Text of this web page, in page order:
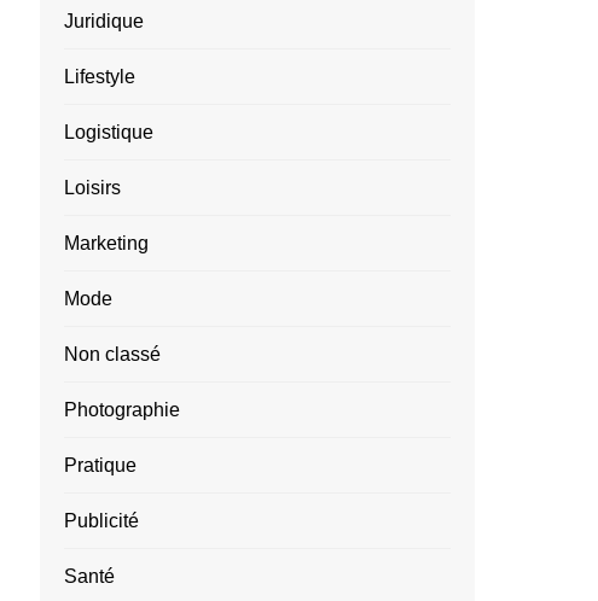
Juridique
Lifestyle
Logistique
Loisirs
Marketing
Mode
Non classé
Photographie
Pratique
Publicité
Santé